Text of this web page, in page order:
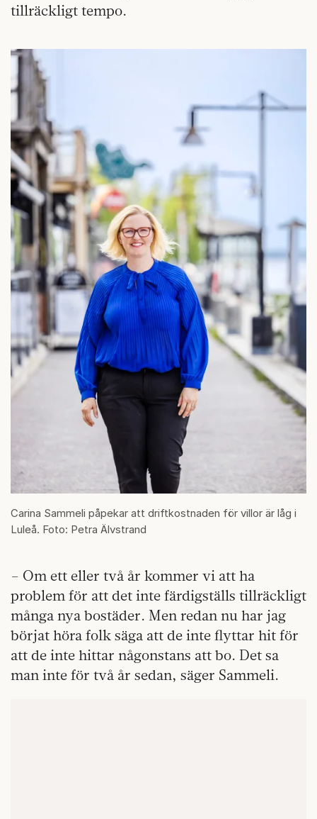
tillräckligt tempo.
Carina Sammeli påpekar att driftkostnaden för villor är låg i
Luleå. Foto: Petra Älvstrand
– Om ett eller två år kommer vi att ha
problem för att det inte färdigställs tillräckligt
många nya bostäder. Men redan nu har jag
börjat höra folk säga att de inte flyttar hit för
att de inte hittar någonstans att bo. Det sa
man inte för två år sedan, säger Sammeli.